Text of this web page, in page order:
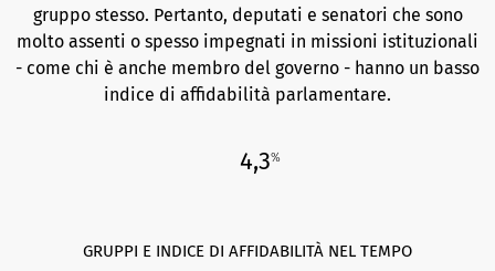
gruppo stesso. Pertanto, deputati e senatori che sono
molto assenti o spesso impegnati in missioni istituzionali
- come chi è anche membro del governo - hanno un basso
indice di affidabilità parlamentare.
4,3%
GRUPPI E INDICE DI AFFIDABILITÀ NEL TEMPO